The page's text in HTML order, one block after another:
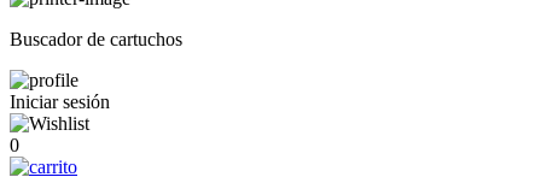
Buscador de cartuchos
Iniciar sesión
0